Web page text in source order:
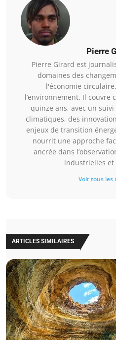
Pierre
Pierre Girard est
domaines des
l'économie
l’environnement. Il couvre
quinze ans, avec un
climatiques, des
enjeux de transition
nourrit une approche
ancrée dans
industrielles et
Voir tous les
ARTICLES SIMILAIRES